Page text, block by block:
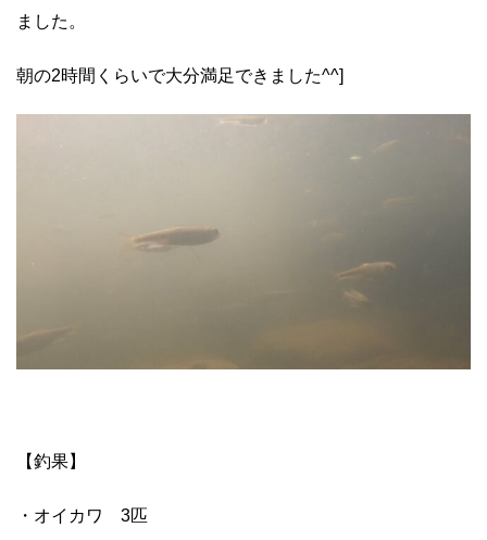
ました。
朝の2時間くらいで大分満足できました^^]
【釣果】
・オイカワ 3匹